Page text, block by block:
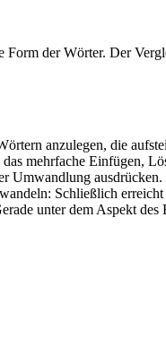
der Wörter. Der
anzulegen, die
mehrfache Einfügen,
Schließlich
unter dem Aspekt